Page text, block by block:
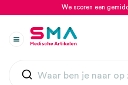
We scoren een